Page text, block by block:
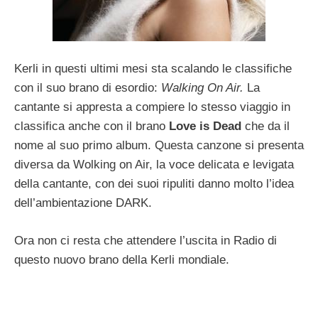
Kerli in questi ultimi mesi sta scalando le classifiche
con il suo brano di esordio: Walking On Air. La
cantante si appresta a compiere lo stesso viaggio in
classifica anche con il brano Love is Dead che da il
nome al suo primo album. Questa canzone si presenta
diversa da Wolking on Air, la voce delicata e levigata
della cantante, con dei suoi ripuliti danno molto l’idea
dell’ambientazione DARK.
Ora non ci resta che attendere l’uscita in Radio di
questo nuovo brano della Kerli mondiale.